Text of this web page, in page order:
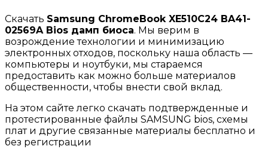
Скачать Samsung ChromeBook XE510C24 BA41-
02569A Bios дамп биоса. Мы верим в
возрождение технологии и минимизацию
электронных отходов, поскольку наша область —
компьютеры и ноутбуки, мы стараемся
предоставить как можно больше материалов
общественности, чтобы внести свой вклад.
На этом сайте легко скачать подтвержденные и
протестированные файлы SAMSUNG bios, схемы
плат и другие связанные материалы бесплатно и
без регистрации